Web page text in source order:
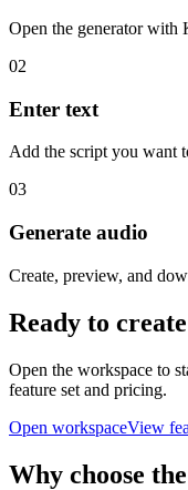
Open the generator with
02
Enter text
Add the script you want
03
Generate audio
Create, preview, and
Ready to
Open the workspace to
feature set and pricing.
Open workspaceView
Why choose